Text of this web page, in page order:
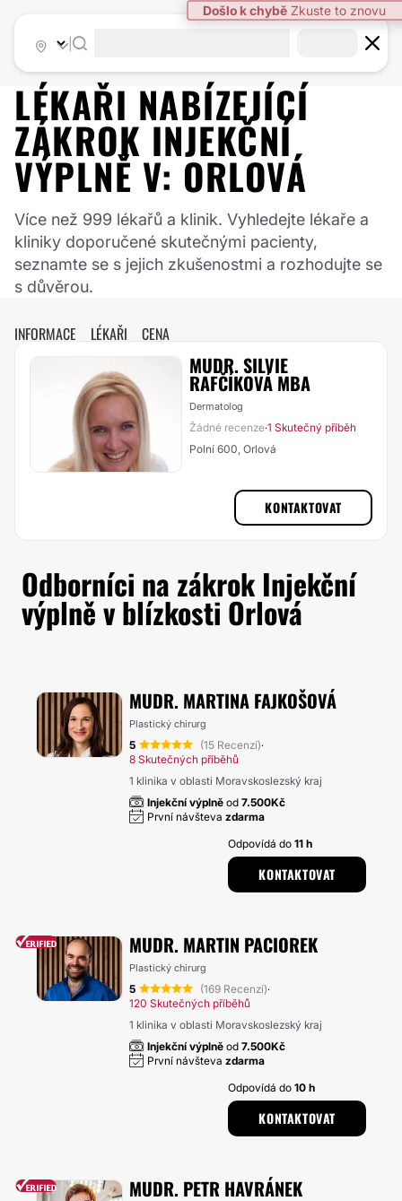
Došlo k chybě Zkuste to znovu
LÉKAŘI NABÍZEJÍCÍ
ZÁKROK INJEKČNÍ
VÝPLNĚ V: ORLOVÁ
Více než 999 lékařů a klinik. Vyhledejte lékaře a
kliniky doporučené skutečnými pacienty,
seznamte se s jejich zkušenostmi a rozhodujte se
s důvěrou.
INFORMACE LÉKAŘI CENA
MUDR. SILVIE
RAFČÍKOVÁ MBA
Dermatolog
Žádné recenze·1 Skutečný příběh
Polní 600, Orlová
KONTAKTOVAT
Odborníci na zákrok Injekční
výplně v blízkosti Orlová
MUDR. MARTINA FAJKOŠOVÁ
Plastický chirurg
5 (15 Recenzí)·
8 Skutečných příběhů
1 klinika v oblasti Moravskoslezský kraj
Injekční výplně od 7.500Kč
První návšteva zdarma
Odpovídá do11 h
KONTAKTOVAT
MUDR. MARTIN PACIOREK
Plastický chirurg
5 (169 Recenzí)·
120 Skutečných příběhů
1 klinika v oblasti Moravskoslezský kraj
Injekční výplně od 7.500Kč
První návšteva zdarma
Odpovídá do10 h
KONTAKTOVAT
MUDR. PETR HAVRÁNEK